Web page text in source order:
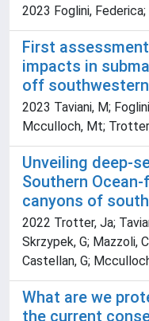
2023 Foglini,
First
impacts in
off
2023 Taviani, M;
Mcculloch, Mt;
Unveiling deep-
Southern
canyons of
2022 Trotter, Ja;
Skrzypek, G; Mazzoli,
Castellan, G;
What are we
the current